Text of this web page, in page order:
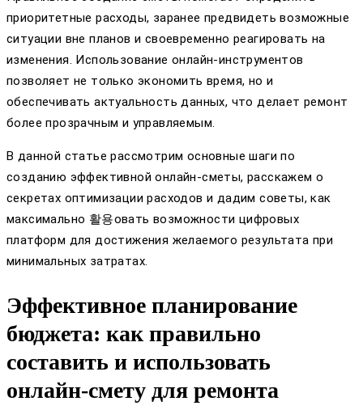
приоритетные расходы, заранее предвидеть возможные
ситуации вне планов и своевременно реагировать на
изменения. Использование онлайн-инструментов
позволяет не только экономить время, но и
обеспечивать актуальность данных, что делает ремонт
более прозрачным и управляемым.
В данной статье рассмотрим основные шаги по
созданию эффективной онлайн-сметы, расскажем о
секретах оптимизации расходов и дадим советы, как
максимально 활용овать возможности цифровых
платформ для достижения желаемого результата при
минимальных затратах.
Эффективное планирование
бюджета: как правильно
составить и использовать
онлайн-смету для ремонта